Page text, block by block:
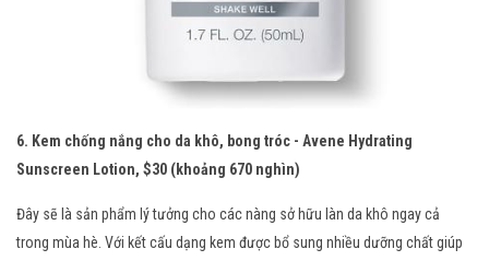
6. Kem chống nắng cho da khô, bong tróc - Avene Hydrating
Sunscreen Lotion, $30 (khoảng 670 nghìn)
Đây sẽ là sản phẩm lý tưởng cho các nàng sở hữu làn da khô ngay cả
trong mùa hè. Với kết cấu dạng kem được bổ sung nhiều dưỡng chất giúp